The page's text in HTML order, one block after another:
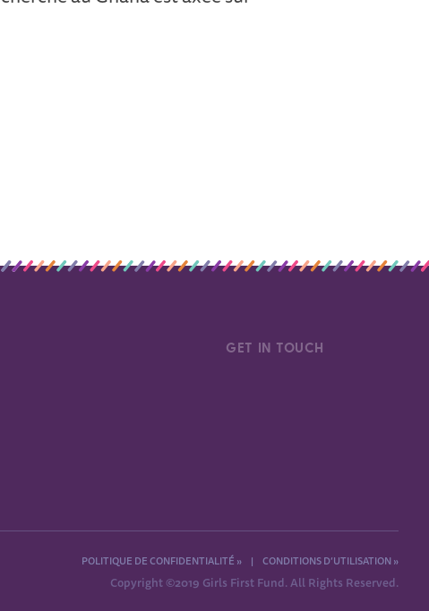
GET IN TOUCH
POLITIQUE DE CONFIDENTIALITÉ » |CONDITIONS D’UTILISATION »
Copyright ©2019 Girls First Fund. All Rights Reserved.